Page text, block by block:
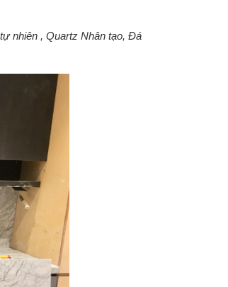
nhiên , Quartz Nhân tạo, Đá